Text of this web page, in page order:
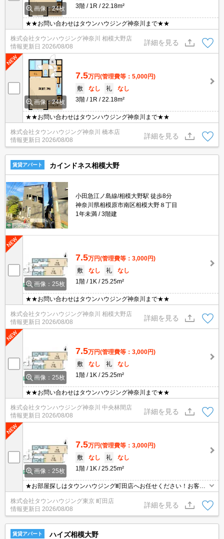
画像：24枚
3階
1R 22.18m²
★★お問い合わせはタウンハウジング神奈川まで★★
株式会社タウンハウジング神奈川 相模大野店
情報更新日 2026/08/08
詳細を見る
画像：24枚
7.5万円(管理費等：5,000円)
敷
なし 礼
なし
3階
1R 22.18m²
★★お問い合わせはタウンハウジング神奈川まで★★
株式会社タウンハウジング神奈川 橋本店
情報更新日 2026/08/08
詳細を見る
賃貸アパート カインドネス相模大野
小田急江ノ島線/相模大野駅 徒歩8分
神奈川県相模原市南区相模大野８丁目
1年未満
3階建
画像：25枚
7.5万円(管理費等：3,000円)
敷
なし 礼
なし
1階
1K 25.25m²
★★お問い合わせはタウンハウジング神奈川まで★★
株式会社タウンハウジング神奈川 相模大野店
情報更新日 2026/08/08
詳細を見る
画像：25枚
7.5万円(管理費等：3,000円)
敷
なし 礼
なし
1階
1K 25.25m²
★★お問い合わせはタウンハウジング神奈川まで★★
株式会社タウンハウジング神奈川 中央林間店
情報更新日 2026/08/08
詳細を見る
画像：25枚
7.5万円(管理費等：3,000円)
敷
なし 礼
なし
1階
1K 25.25m²
★お部屋探しはタウンハウジング町田店へお任せください！お客様
のご条件にピッタリなお部屋をご紹介可能です！！お引越しのプロ
が精一杯お手伝いさせていただきます！！★
株式会社タウンハウジング東京 町田店
情報更新日 2026/08/08
詳細を見る
賃貸アパート ハイズ相模大野